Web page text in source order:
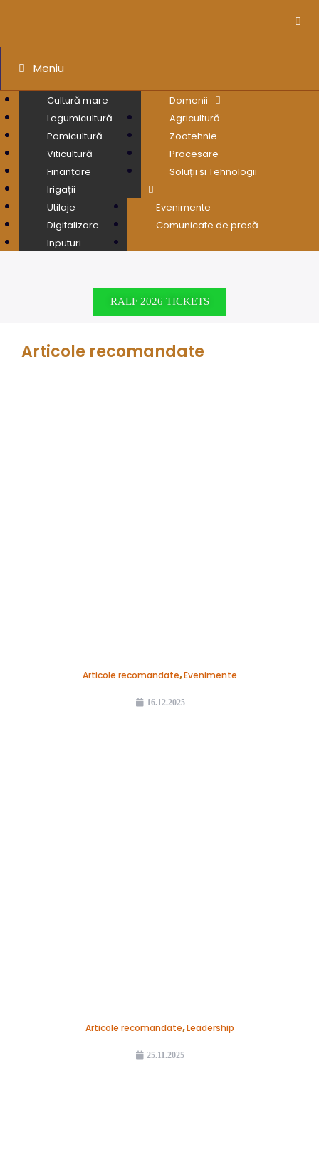
Meniu
Domenii
Cultură mare
Legumicultură
Pomicultură
Viticultură
Finanțare
Irigații
Agricultură
Zootehnie
Procesare
Soluții și Tehnologii
Utilaje
Digitalizare
Inputuri
Evenimente
Comunicate de presă
RALF 2026 TICKETS
Articole recomandate
Articole recomandate,Evenimente
16.12.2025
Articole recomandate,Leadership
25.11.2025